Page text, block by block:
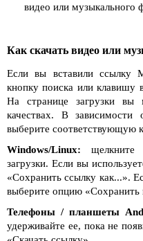
видео или музыкального
Как скачать видео или
Если вы вставили ссылку
кнопку поиска или клавишу
На странице загрузки вы
качествах. В зависимости
выберите соответствующую
Windows/Linux: щелкните
загрузки. Если вы
«Сохранить ссылку как...».
выберите опцию «Сохранить
Телефоны / планшеты
удерживайте ее, пока не